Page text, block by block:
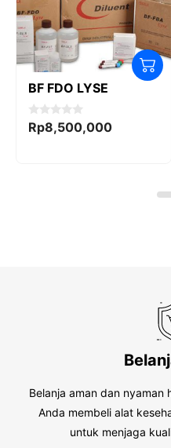
BF FDO LYSE
0
o
Rp8,500,000
Belanja aman dan nyaman
Anda membeli alat
untuk menjaga